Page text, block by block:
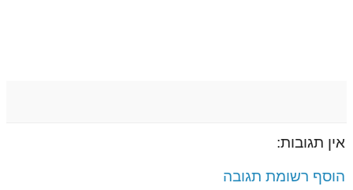
אין תגובות:
הוסף רשומת תגובה